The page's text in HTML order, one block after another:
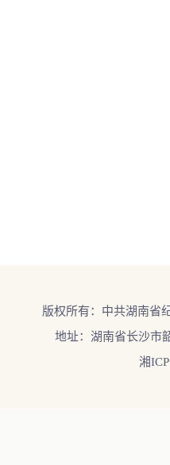
版权所有：中共湖南省
地址：湖南省长沙市
湘